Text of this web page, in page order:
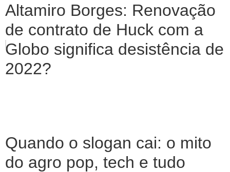
Altamiro Borges: Renovação
de contrato de Huck com a
Globo significa desistência de
2022?
Quando o slogan cai: o mito
do agro pop, tech e tudo